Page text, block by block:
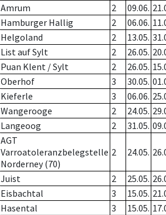
Amrum 2 09.06.
Hamburger Hallig 2 06.06.
Helgoland 2 13.05.
List auf Sylt 2 26.05.
Puan Klent / Sylt 2 26.05.
Oberhof 3 30.05.
Kieferle 3 06.06.
Wangerooge 2 24.05.
Langeoog 2 31.05.
AGT
Varroatoleranzbelegstelle
Norderney (70)
2 24.05.
Juist 2 25.05.
Eisbachtal 3 15.05.
Hasental 3 15.05.